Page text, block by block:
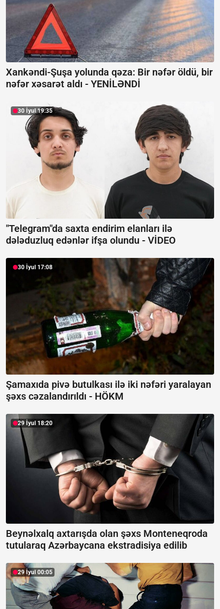
Xankəndi-Şuşa yolunda qəza: Bir nəfər öldü, bir
nəfər xəsarət aldı - YENİLƏNDİ
30 İyul 19:35
"Telegram"da saxta endirim elanları ilə
dələduzluq edənlər ifşa olundu - VİDEO
30 İyul 17:08
Şamaxıda pivə butulkası ilə iki nəfəri yaralayan
şəxs cəzalandırıldı - HÖKM
29 İyul 18:20
Beynəlxalq axtarışda olan şəxs Monteneqroda
tutularaq Azərbaycana ekstradisiya edilib
29 İyul 00:05